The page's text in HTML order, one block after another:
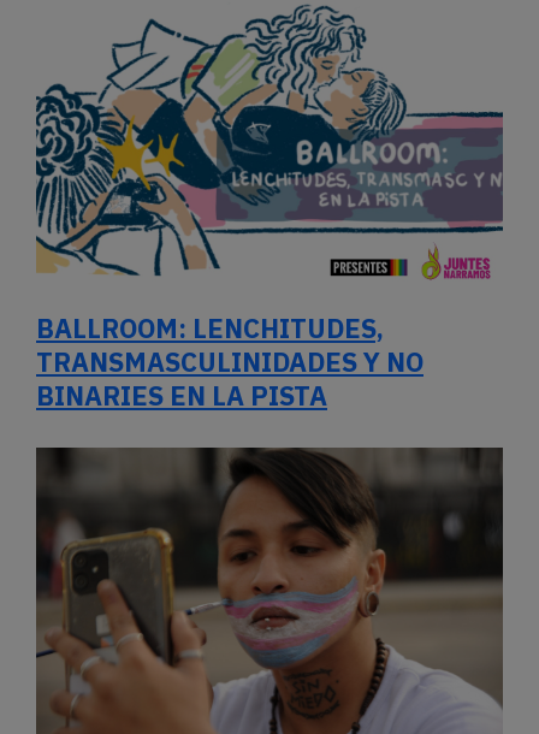
BALLROOM: LENCHITUDES,
TRANSMASCULINIDADES Y NO
BINARIES EN LA PISTA